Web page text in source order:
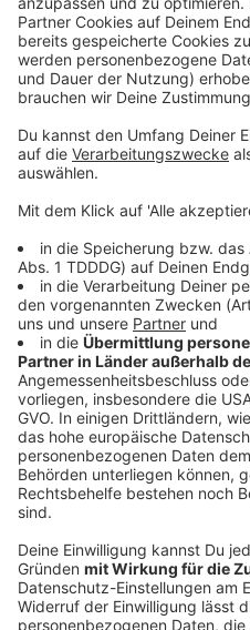
© dpa-
DAS KÖNNTE DICH AUCH
Bayern
Der Start in die neue